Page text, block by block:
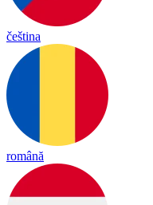
čeština
română